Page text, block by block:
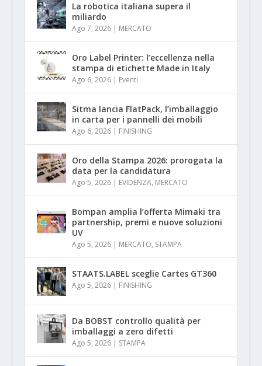
La robotica italiana supera il
miliardo
Ago 7, 2026| MERCATO
Oro Label Printer: l’eccellenza nella
stampa di etichette Made in Italy
Ago 6, 2026| Eventi
Sitma lancia FlatPack, l’imballaggio
in carta per i pannelli dei mobili
Ago 6, 2026| FINISHING
Oro della Stampa 2026: prorogata la
data per la candidatura
Ago 5, 2026| EVIDENZA, MERCATO
Bompan amplia l’offerta Mimaki tra
partnership, premi e nuove soluzioni
UV
Ago 5, 2026| MERCATO, STAMPA
STAATS.LABEL sceglie Cartes GT360
Ago 5, 2026| FINISHING
Da BOBST controllo qualità per
imballaggi a zero difetti
Ago 5, 2026| STAMPA